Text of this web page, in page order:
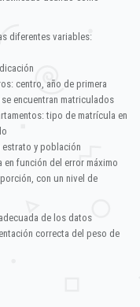
diferentes variables:
centro, año de primera
encuentran matriculados
tipo de matrícula en
estrato y población
en función del error máximo
con un nivel de
de los datos
correcta del peso de